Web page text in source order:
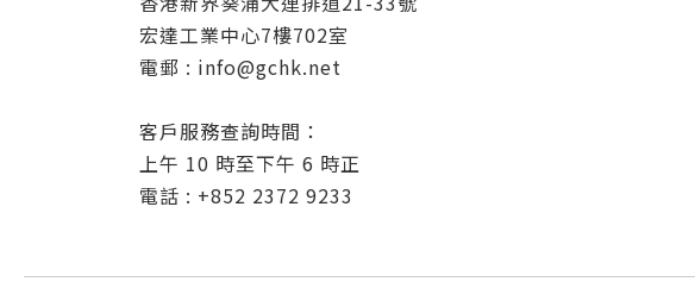
宏達工業中心7樓702室
電郵 : info@gchk.net
客戶服務查詢時間：
上午 10 時至下午 6 時正
電話 : +852 2372 9233